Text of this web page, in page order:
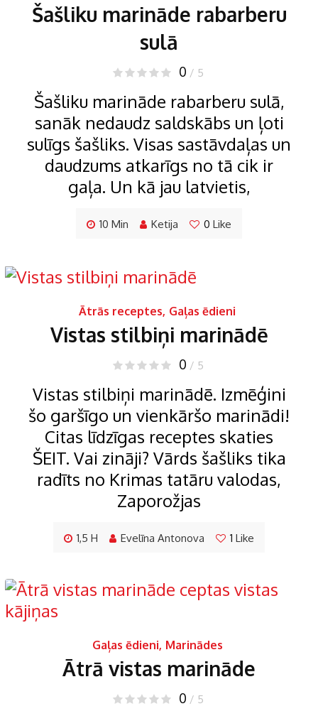
Šašliku marināde rabarberu
sulā
0 / 5
Šašliku marināde rabarberu sulā,
sanāk nedaudz saldskābs un ļoti
sulīgs šašliks. Visas sastāvdaļas un
daudzums atkarīgs no tā cik ir
gaļa. Un kā jau latvietis,
10 Min Ketija 0 Like
Ātrās receptes, Gaļas ēdieni
Vistas stilbiņi marinādē
0 / 5
Vistas stilbiņi marinādē. Izmēģini
šo garšīgo un vienkāršo marinādi!
Citas līdzīgas receptes skaties
ŠEIT. Vai zināji? Vārds šašliks tika
radīts no Krimas tatāru valodas,
Zaporožjas
1,5 H Evelīna Antonova 1 Like
Gaļas ēdieni, Marinādes
Ātrā vistas marināde
0 / 5